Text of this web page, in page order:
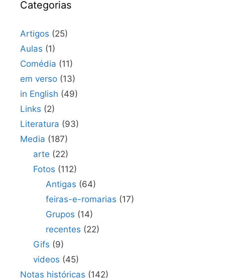
Categorias
Artigos (25)
Aulas (1)
Comédia (11)
em verso (13)
in English (49)
Links (2)
Literatura (93)
Media (187)
arte (22)
Fotos (112)
Antigas (64)
feiras-e-romarias (17)
Grupos (14)
recentes (22)
Gifs (9)
videos (45)
Notas históricas (142)